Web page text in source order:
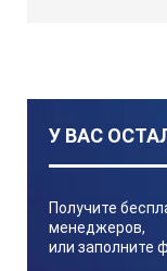
с
скорее
другими
металлов с
У ВАС
Получите
менеджеров,
или заполните